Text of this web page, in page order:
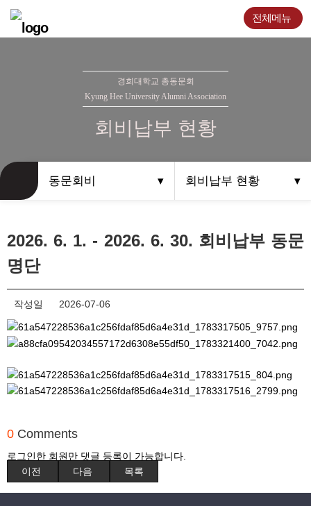
전체메뉴
경희대학교 총동문회
Kyung Hee University Alumni Association
회비납부 현황
동문회비 회비납부 현황
2026. 6. 1. - 2026. 6. 30. 회비납부 동문
명단
작성일 2026-07-06
0 Comments
로그인한 회원만 댓글 등록이 가능합니다.
이전
다음 목록